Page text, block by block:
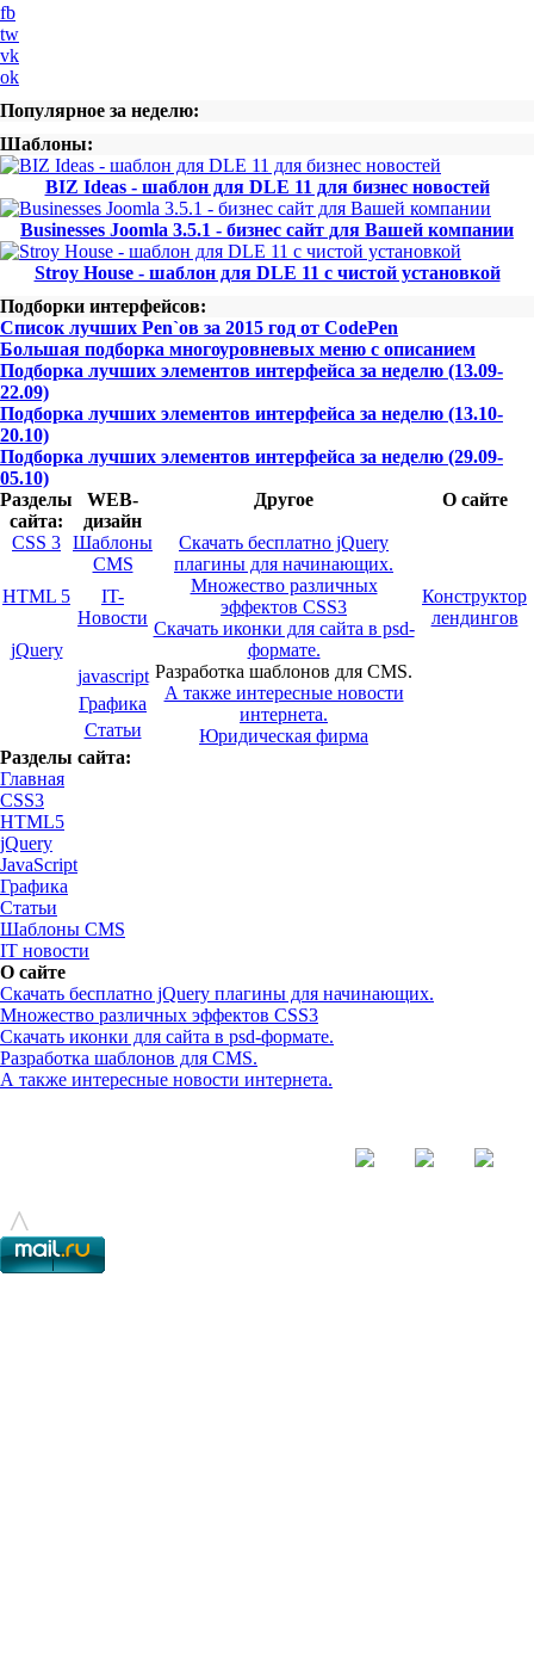
fb
tw
vk
ok
Популярное за неделю:
Шаблоны:
BIZ Ideas - шаблон для DLE 11 для бизнес новостей
Businesses Joomla 3.5.1 - бизнес сайт для Вашей компании
Stroy House - шаблон для DLE 11 с чистой установкой
Подборки интерфейсов:
Список лучших Pen`ов за 2015 год от CodePen
Большая подборка многоуровневых меню с описанием
Подборка лучших элементов интерфейса за неделю (13.09-
22.09)
Подборка лучших элементов интерфейса за неделю (13.10-
20.10)
Подборка лучших элементов интерфейса за неделю (29.09-
05.10)
Разделы
сайта:
WEB-
дизайн
Другое О сайте
CSS 3 Шаблоны
CMS
Скачать бесплатно jQuery
плагины для начинающих.
Множество различных
эффектов CSS3
Скачать иконки для сайта в psd-
формате.
Разработка шаблонов для CMS.
А также интересные новости
интернета.
Юридическая фирма
HTML 5
IT-
Новости
Конструктор
лендингов
jQuery
javascript
Графика
Статьи
Разделы сайта:
Главная
CSS3
HTML5
jQuery
JavaScript
Графика
Статьи
Шаблоны CMS
IT новости
О сайте
Скачать бесплатно jQuery плагины для начинающих.
Множество различных эффектов CSS3
Скачать иконки для сайта в psd-формате.
Разработка шаблонов для CMS.
А также интересные новости интернета.
© - 2015-2017 - helix.su - все для вашего сайта |
^